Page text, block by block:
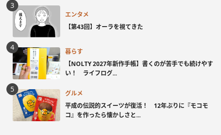
エンタメ
【第43回】オーラを視てきた
暮らす
【NOLTY 2027年新作手帳】書くのが苦手でも続けやす
い！ ライフログ...
グルメ
平成の伝説的スイーツが復活！ 12年ぶりに『モコモ
コ』を作ったら懐かしさと...